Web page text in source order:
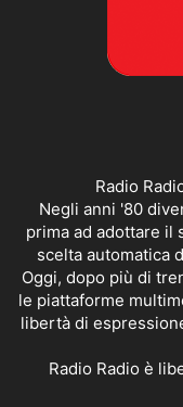
Radio
Negli anni '80
prima ad adottare il
scelta automatica
Oggi, dopo più di
le piattaforme
libertà di
Radio Radio è